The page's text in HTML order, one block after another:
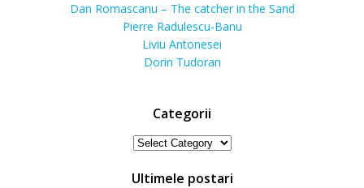
Dan Romascanu – The catcher in the Sand
Pierre Radulescu-Banu
Liviu Antonesei
Dorin Tudoran
Categorii
Categorii
Ultimele postari